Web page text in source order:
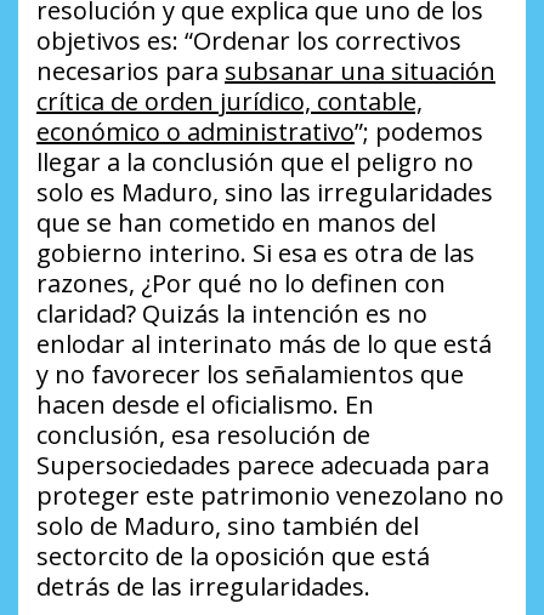
resolución y que explica que uno de los
objetivos es: “Ordenar los correctivos
necesarios para subsanar una situación
crítica de orden jurídico, contable,
económico o administrativo”; podemos
llegar a la conclusión que el peligro no
solo es Maduro, sino las irregularidades
que se han cometido en manos del
gobierno interino. Si esa es otra de las
razones, ¿Por qué no lo definen con
claridad? Quizás la intención es no
enlodar al interinato más de lo que está
y no favorecer los señalamientos que
hacen desde el oficialismo. En
conclusión, esa resolución de
Supersociedades parece adecuada para
proteger este patrimonio venezolano no
solo de Maduro, sino también del
sectorcito de la oposición que está
detrás de las irregularidades.